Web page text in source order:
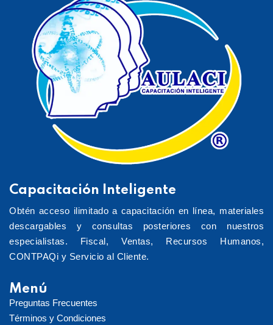
Capacitación Inteligente
Obtén acceso ilimitado a capacitación en línea, materiales
descargables y consultas posteriores con nuestros
especialistas. Fiscal, Ventas, Recursos Humanos,
CONTPAQi y Servicio al Cliente.
Menú
Preguntas Frecuentes
Términos y Condiciones